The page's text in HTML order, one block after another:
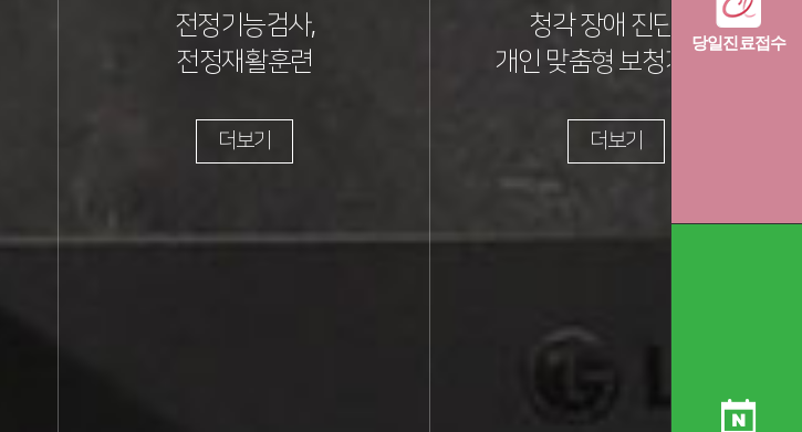
전정기능검사,
전정재활훈련
더보기
청각 장애 진단 및
개인 맞춤형 보청기 치료
더보기
당일진료접수